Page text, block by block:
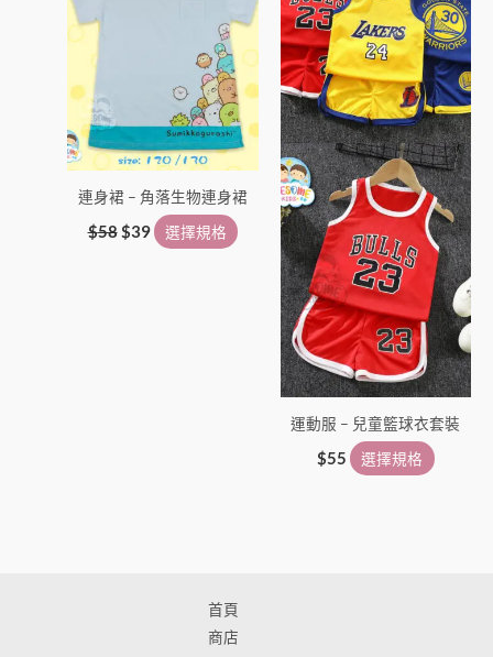
連身裙 – 角落生物連身裙
$58 $39 選擇規格
多
款
式。
可
在
產
品
頁
運動服 – 兒童籃球衣套裝
$55 選擇規格
多
種
款
式。
可
在
產
品
頁
面
選
擇
選
項
首頁
商店